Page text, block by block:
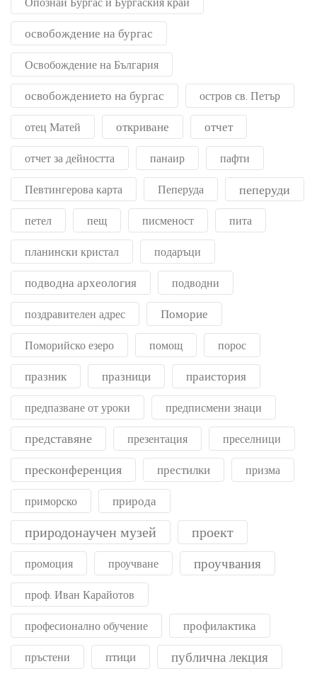
освобождение на бургас
Освобождение на България
освобождението на бургас остров св. Петър
отец Матей откриване отчет
отчет за дейността панаир пафти
Певтингерова карта Пеперуда пеперуди
петел пещ писменост пита
планински кристал подаръци
подводна археология подводни
поздравителен адрес Поморие
Поморийско езеро помощ порос
празник празници праистория
предпазване от уроки предписмени знаци
представяне презентация преселници
пресконференция престилки призма
приморско природа
природонаучен музей проект
промоция проучване проучвания
проф. Иван Карайотов
професионално обучение профилактика
пръстени птици публична лекция